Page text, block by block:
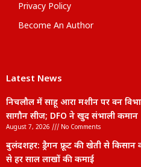
Privacy Policy
Become An Author
Latest News
निचलौल में साहू आरा मशीन पर वन
सागौन सीज; DFO ने खुद संभाली कमान
August 7, 2026 No Comments
बुलंदशहर: ड्रैगन फ्रूट की खेती से
से हर साल लाखों की कमाई